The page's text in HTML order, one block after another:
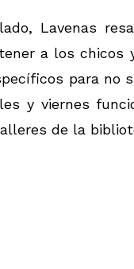
Lavenas
a los
para no
y viernes
de la